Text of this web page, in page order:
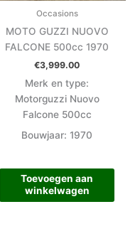
Occasions
MOTO GUZZI NUOVO
FALCONE 500cc 1970
€3,999.00
Merk en type:
Motorguzzi Nuovo
Falcone 500cc
Bouwjaar: 1970
Toevoegen aan
winkelwagen